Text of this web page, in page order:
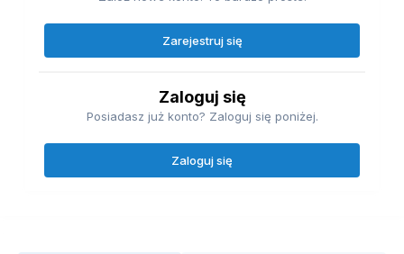
Zarejestruj się
Zaloguj się
Posiadasz już konto? Zaloguj się poniżej.
Zaloguj się